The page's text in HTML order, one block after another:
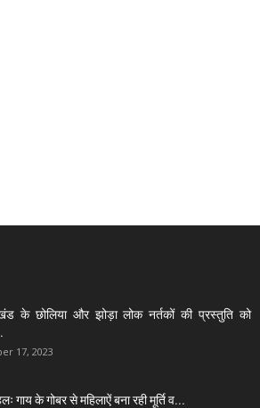
के छोलिया और झोड़ा लोक नर्तकों की प्रस्तुति को
17, 2023
गाय के गोबर से महिलाऐं बना रही मूर्ति व...